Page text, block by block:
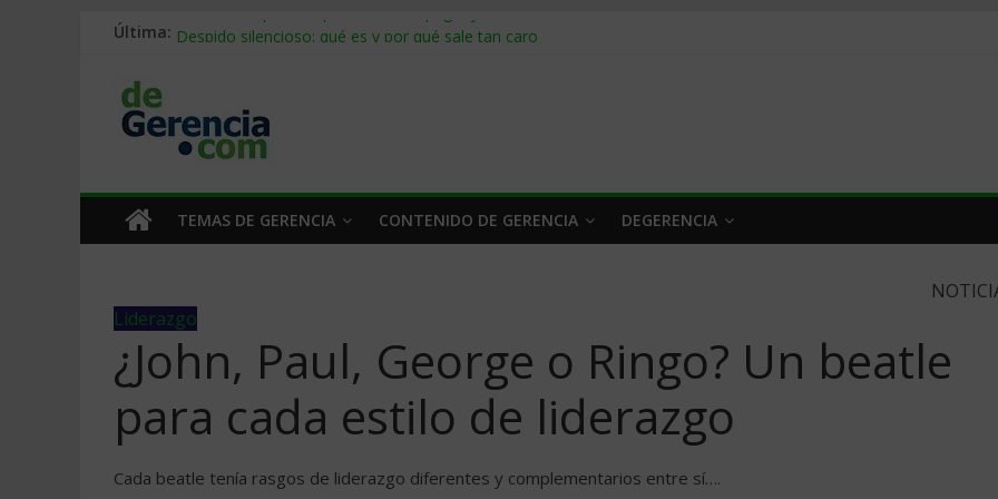
Última: Stablecoins para empresas: cómo pagar y cobrar en 2026
Trabajo forzoso en la cadena de suministro: qué hacer
Mercado hispano de EE. UU.: cómo segmentarlo y venderle
TEMAS DE GERENCIA CONTENIDO DE GERENCIA DEGERENCIA
Liderazgo
¿John, Paul, George o Ringo? Un beatle
para cada estilo de liderazgo
Cada beatle tenía rasgos de liderazgo diferentes y complementarios entre sí….